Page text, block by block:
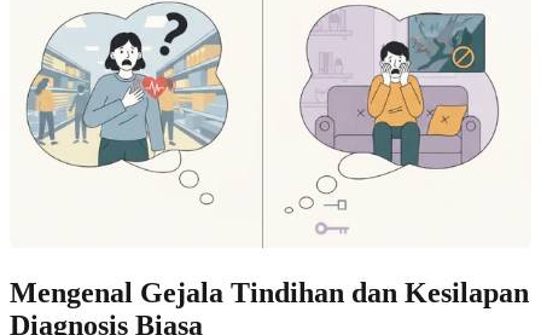
Mengenal Gejala Tindihan dan Kesilapan
Diagnosis Biasa